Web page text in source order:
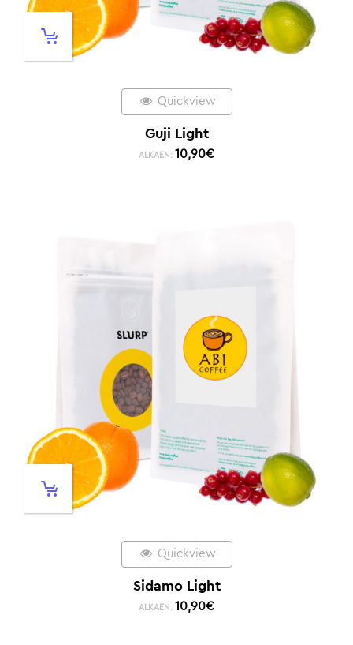
Quickview
Guji Light
ALKAEN: 10,90€
Quickview
Sidamo Light
ALKAEN: 10,90€